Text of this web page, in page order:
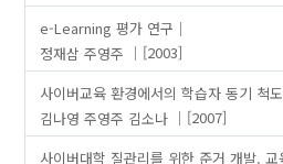
e-Learning 평가 연구
정재삼 주영주
[2003]
사이버교육 환경에서의 학습자 동기 척
김나영 주영주 김소나
[2007]
사이버대학 질관리를 위한 준거 개발.